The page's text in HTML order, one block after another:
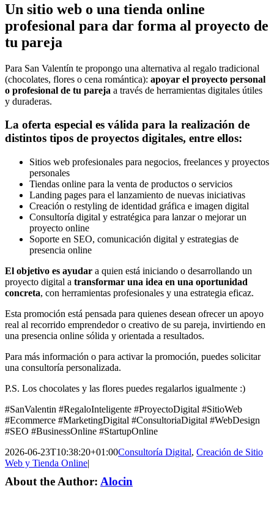
Un sitio web o una tienda online
profesional para dar forma al proyecto de
tu pareja
Para San Valentín te propongo una alternativa al regalo tradicional
(chocolates, flores o cena romántica): apoyar el proyecto personal
o profesional de tu pareja a través de herramientas digitales útiles
y duraderas.
La oferta especial es válida para la realización de
distintos tipos de proyectos digitales, entre ellos:
Sitios web profesionales para negocios, freelances y proyectos
personales
Tiendas online para la venta de productos o servicios
Landing pages para el lanzamiento de nuevas iniciativas
Creación o restyling de identidad gráfica e imagen digital
Consultoría digital y estratégica para lanzar o mejorar un
proyecto online
Soporte en SEO, comunicación digital y estrategias de
presencia online
El objetivo es ayudar a quien está iniciando o desarrollando un
proyecto digital a transformar una idea en una oportunidad
concreta, con herramientas profesionales y una estrategia eficaz.
Esta promoción está pensada para quienes desean ofrecer un apoyo
real al recorrido emprendedor o creativo de su pareja, invirtiendo en
una presencia online sólida y orientada a resultados.
Para más información o para activar la promoción, puedes solicitar
una consultoría personalizada.
P.S. Los chocolates y las flores puedes regalarlos igualmente :)
#SanValentin #RegaloInteligente #ProyectoDigital #SitioWeb
#Ecommerce #MarketingDigital #ConsultoriaDigital #WebDesign
#SEO #BusinessOnline #StartupOnline
2026-06-23T10:38:20+01:00Consultoría Digital, Creación de Sitio
Web y Tienda Online|
About the Author: Alocin